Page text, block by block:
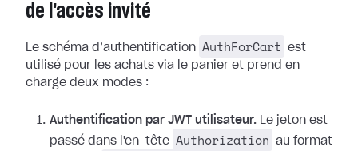
de l'accès invité
Le schéma d’authentification AuthForCart
est
utilisé pour les achats via le panier et prend en
charge deux modes :
Authentification par JWT utilisateur. Le jeton est
passé dans l'en-tête Authorization
au format